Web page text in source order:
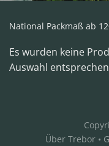
National Packmaß ab
Es wurden keine
Auswahl
Über Trebor•